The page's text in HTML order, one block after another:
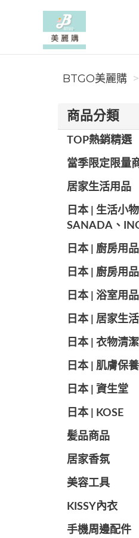
BTGO美麗購
BTGO美麗購
商品分類
TOP熱銷精選
當季限定限量
居家生活用品
日本 | 生活小
SANADA、
日本 | 廚房用
日本 | 廚房用
日本 | 浴室用品 |
日本 | 居家生
日本 | 衣物清
日本 | 肌膚保養
日本 | 資生堂
日本 | KOSE
髪品商品
居家香氛
美容工具
KISSY內衣
手機周邊配件